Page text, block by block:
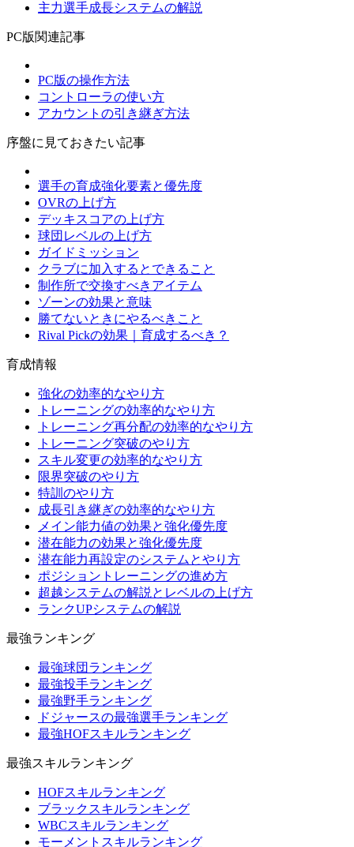
主力選手成長システムの解説
PC版関連記事
PC版の操作方法
コントローラの使い方
アカウントの引き継ぎ方法
序盤に見ておきたい記事
選手の育成強化要素と優先度
OVRの上げ方
デッキスコアの上げ方
球団レベルの上げ方
ガイドミッション
クラブに加入するとできること
制作所で交換すべきアイテム
ゾーンの効果と意味
勝てないときにやるべきこと
Rival Pickの効果｜育成するべき？
育成情報
強化の効率的なやり方
トレーニングの効率的なやり方
トレーニング再分配の効率的なやり方
トレーニング突破のやり方
スキル変更の効率的なやり方
限界突破のやり方
特訓のやり方
成長引き継ぎの効率的なやり方
メイン能力値の効果と強化優先度
潜在能力の効果と強化優先度
潜在能力再設定のシステムとやり方
ポジショントレーニングの進め方
超越システムの解説とレベルの上げ方
ランクUPシステムの解説
最強ランキング
最強球団ランキング
最強投手ランキング
最強野手ランキング
ドジャースの最強選手ランキング
最強HOFスキルランキング
最強スキルランキング
HOFスキルランキング
ブラックスキルランキング
WBCスキルランキング
モーメントスキルランキング